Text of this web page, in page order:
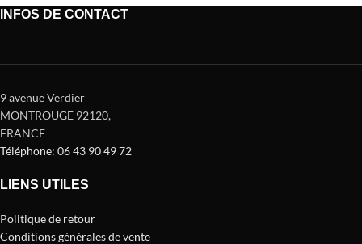
INFOS DE CONTACT
9 avenue Verdier
MONTROUGE 92120,
FRANCE
Téléphone: 06 43 90 49 72
LIENS UTILES
Politique de retour
Conditions générales de vente